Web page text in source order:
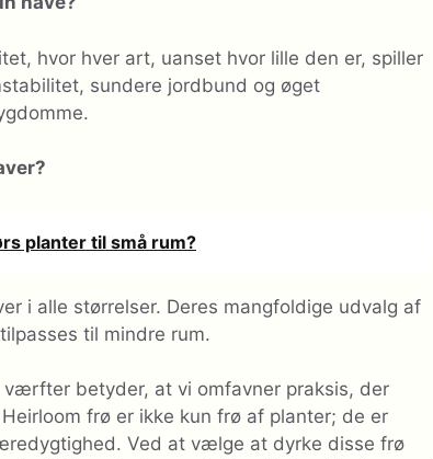
hvor hver art, uanset hvor lille den er, spiller
sundere jordbund og øget
planter til små rum?
i alle størrelser. Deres mangfoldige udvalg af
til mindre rum.
betyder, at vi omfavner praksis, der
frø er ikke kun frø af planter; de er
Ved at vælge at dyrke disse frø